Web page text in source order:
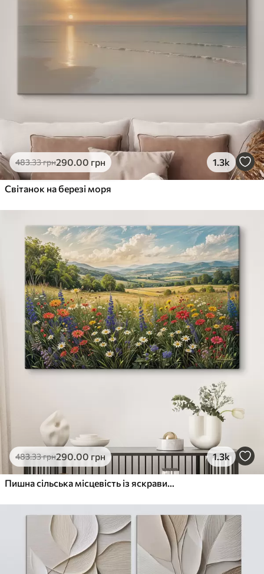
483.33грн290.00 грн 1.3k
Світанок на березі моря
483.33грн290.00 грн 1.3k
Пишна сільська місцевість із яскравим лугом диких квітів, наповненим різнокольоровими квітами під хмарним небом